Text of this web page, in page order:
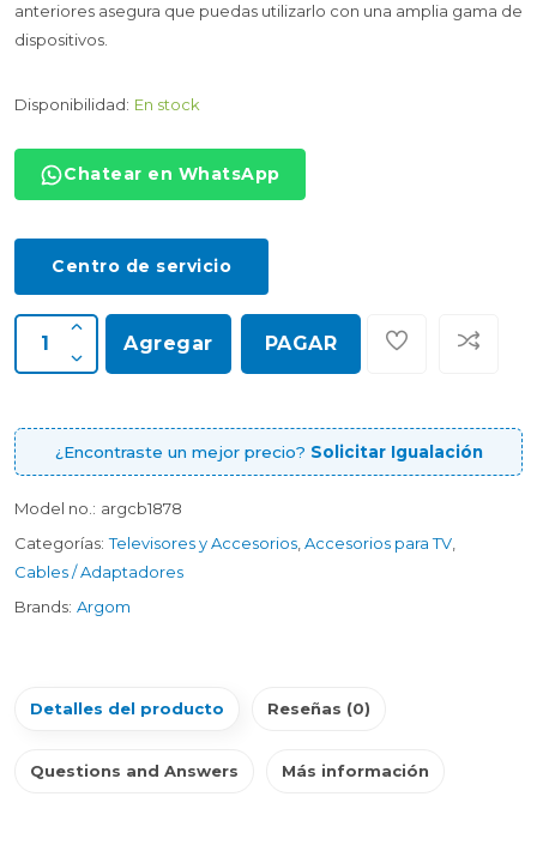
anteriores asegura que puedas utilizarlo con una amplia gama de
dispositivos.
Disponibilidad: En stock
Chatear en WhatsApp
Centro de servicio
Agregar PAGAR
¿Encontraste un mejor precio? Solicitar Igualación
Model no.: argcb1878
Categorías: Televisores y Accesorios Accesorios para TV
Cables / Adaptadores
Brands: Argom
Detalles del producto Reseñas (0)
Questions and Answers Más información